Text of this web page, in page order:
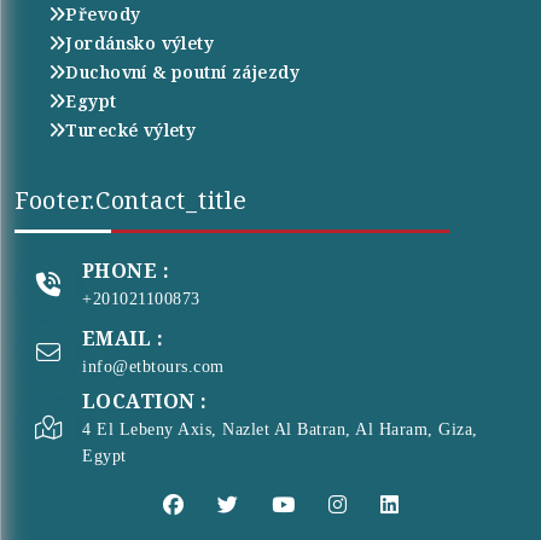
Převody
Jordánsko výlety
Duchovní & poutní zájezdy
Egypt
Turecké výlety
Footer.contact_title
PHONE :
+201021100873
EMAIL :
info@etbtours.com
LOCATION :
4 El Lebeny Axis, Nazlet Al Batran, Al Haram, Giza,
Egypt